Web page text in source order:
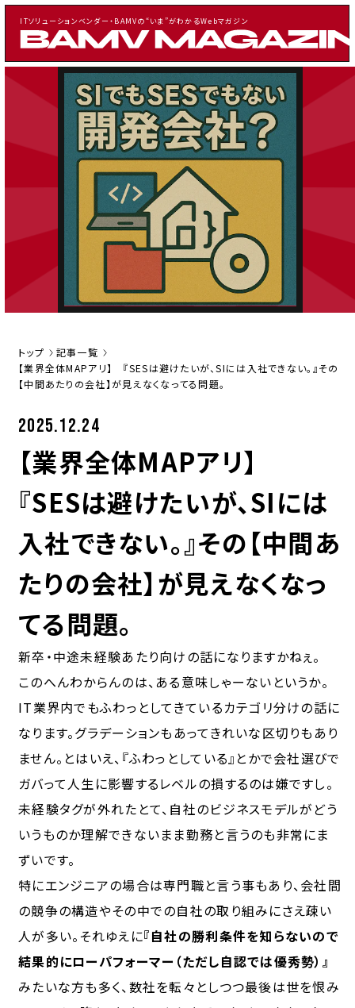
ITソリューションベンダー・BAMVの“いま”がわかるWebマガジン
CATEGORY
記事一覧
お知らせ
採用・イベント情報
TAGS
ネタ
応募先検討 BAMV調査中の人
最初の方に見といてほしい記事
転職市場・キャリアについて考察
COMPANY
会社概要
お問い合わせ
コーポレートサイト
JOIN US!
OK。カジュアルにご応募ください。
トップ
記事一覧
【業界全体MAPアリ】 『SESは避けたいが、SIには入社できない。』その
【中間あたりの会社】が見えなくなってる問題。
2025.12.24
【業界全体MAPアリ】
『SESは避けたいが、SIには
入社できない。』その【中間あ
たりの会社】が見えなくなっ
てる問題。
新卒・中途未経験あたり向けの話になりますかねぇ。
このへんわからんのは、ある意味しゃーないというか。
IT業界内でもふわっとしてきているカテゴリ分けの話に
なります。グラデーションもあってきれいな区切りもあり
ません。とはいえ、『ふわっとしている』とかで会社選びで
ガバって人生に影響するレベルの損するのは嫌ですし。
未経験タグが外れたとて、自社のビジネスモデルがどう
いうものか理解できないまま勤務と言うのも非常にま
ずいです。
特にエンジニアの場合は専門職と言う事もあり、会社間
の競争の構造やその中での自社の取り組みにさえ疎い
人が多い。それゆえに『自社の勝利条件を知らないので
結果的にローパフォーマー（ただし自認では優秀勢）』
みたいな方も多く、数社を転々としつつ最後は世を恨み